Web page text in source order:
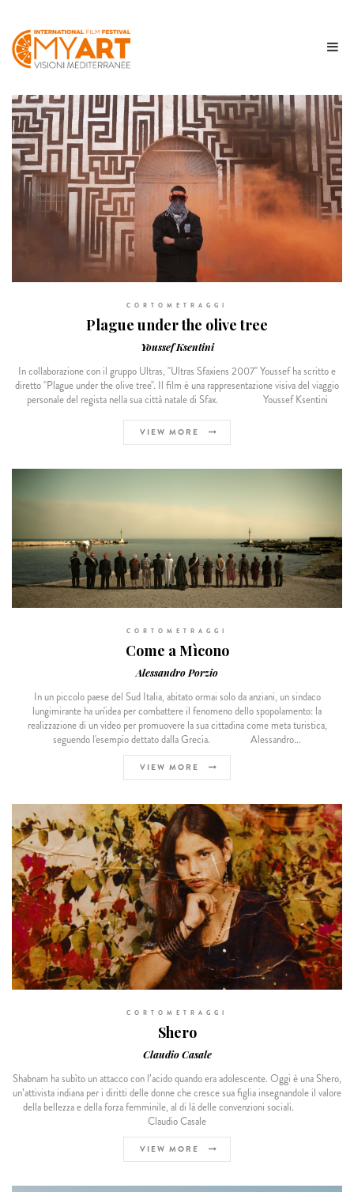
CORTOMETRAGGI
Plague under the olive tree
Youssef Ksentini
In collaborazione con il gruppo Ultras, "Ultras Sfaxiens 2007" Youssef ha scritto e
diretto "Plague under the olive tree". Il film è una rappresentazione visiva del viaggio
personale del regista nella sua città natale di Sfax. Youssef Ksentini
VIEW MORE
CORTOMETRAGGI
Come a Mìcono
Alessandro Porzio
In un piccolo paese del Sud Italia, abitato ormai solo da anziani, un sindaco
lungimirante ha un'idea per combattere il fenomeno dello spopolamento: la
realizzazione di un video per promuovere la sua cittadina come meta turistica,
seguendo l'esempio dettato dalla Grecia. Alessandro...
VIEW MORE
CORTOMETRAGGI
Shero
Claudio Casale
Shabnam ha subìto un attacco con l’acido quando era adolescente. Oggi è una Shero,
un’attivista indiana per i diritti delle donne che cresce sua figlia insegnandole il valore
della bellezza e della forza femminile, al di là delle convenzioni sociali.
Claudio Casale
VIEW MORE